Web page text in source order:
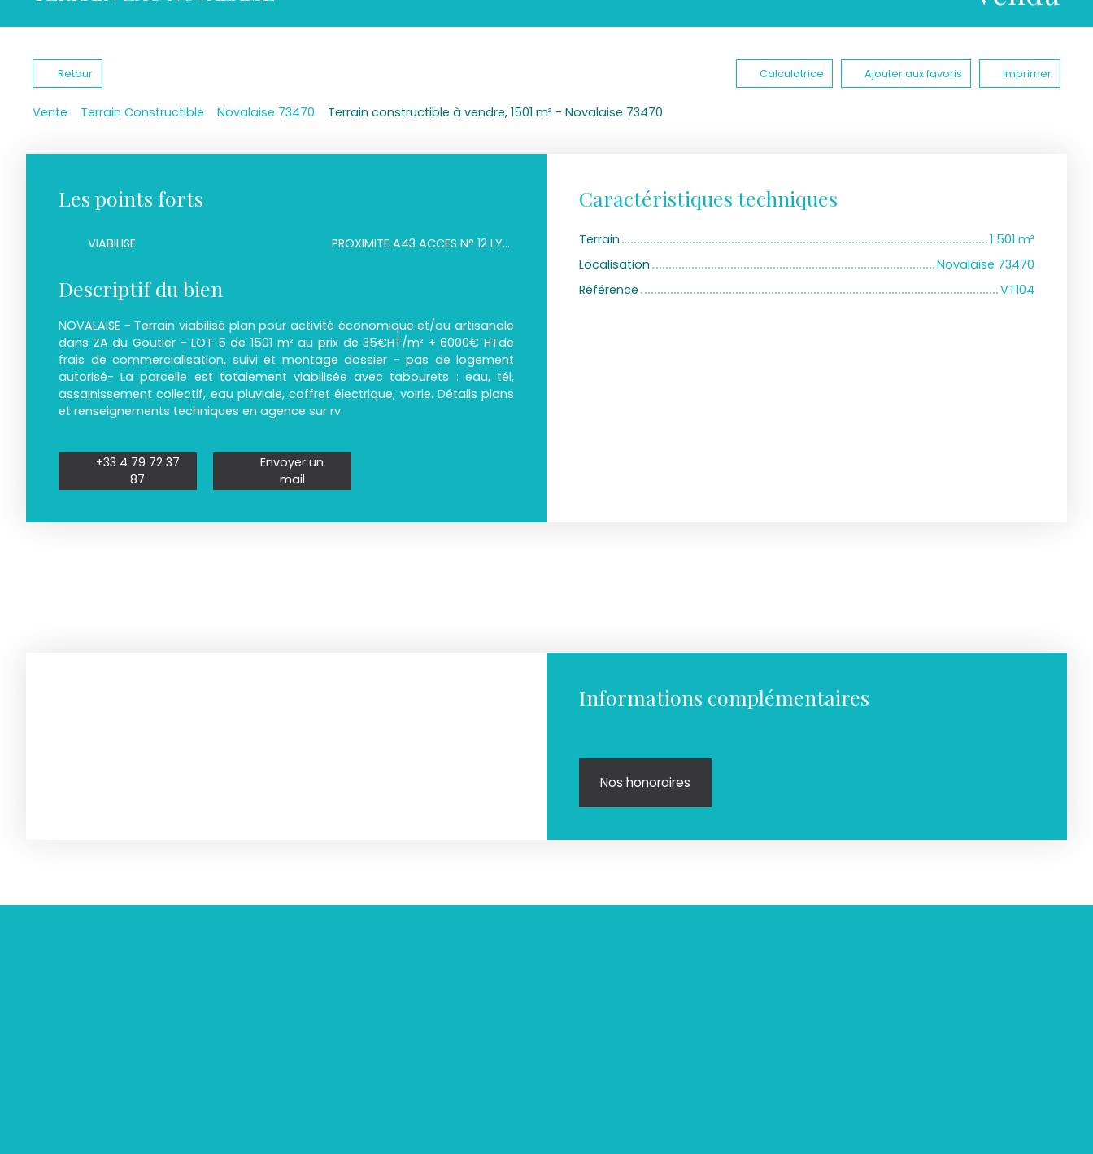
Retour Calculatrice Ajouter aux favoris Imprimer
Vente Terrain Constructible Novalaise 73470 Terrain constructible à vendre, 1501 m² - Novalaise 73470
Les points forts
VIABILISE PROXIMITE A43 ACCES N° 12 LYON CHAMBERY
Descriptif du bien
NOVALAISE - Terrain viabilisé plan pour activité économique et/ou artisanale
dans ZA du Goutier - LOT 5 de 1501 m² au prix de 35€HT/m² + 6000€ HTde
frais de commercialisation, suivi et montage dossier - pas de logement
autorisé- La parcelle est totalement viabilisée avec tabourets : eau, tél,
assainissement collectif, eau pluviale, coffret électrique, voirie. Détails plans
et renseignements techniques en agence sur rv.
+33 4 79 72 37
87
Envoyer un
mail
Caractéristiques techniques
Terrain 1 501 m²
Localisation
Novalaise 73470
Référence
VT104
Informations complémentaires
Nos honoraires